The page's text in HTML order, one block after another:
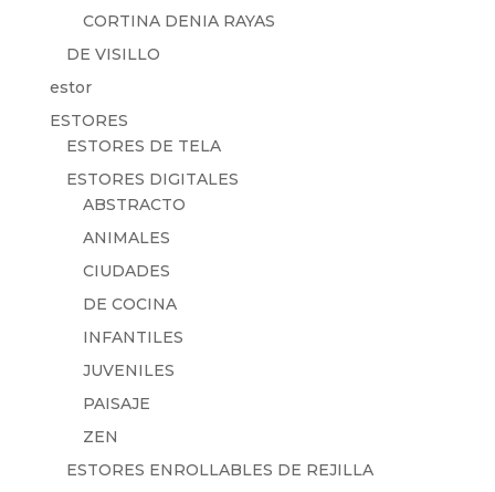
CORTINA DENIA RAYAS
DE VISILLO
estor
ESTORES
ESTORES DE TELA
ESTORES DIGITALES
ABSTRACTO
ANIMALES
CIUDADES
DE COCINA
INFANTILES
JUVENILES
PAISAJE
ZEN
ESTORES ENROLLABLES DE REJILLA